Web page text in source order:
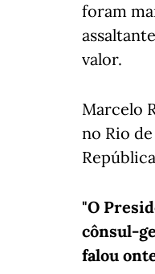
foram
valor.
Marcelo
no Rio
"O
cônsul-
falou